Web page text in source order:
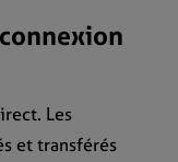
Les
et transférés